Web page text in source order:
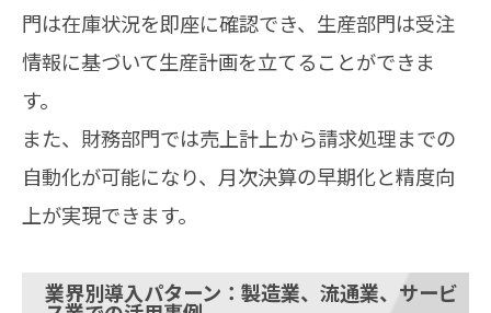
門は在庫状況を即座に確認でき、生産部門は受注
情報に基づいて生産計画を立てることができま
す。
また、財務部門では売上計上から請求処理までの
自動化が可能になり、月次決算の早期化と精度向
上が実現できます。
業界別導入パターン：製造業、流通業、サービ